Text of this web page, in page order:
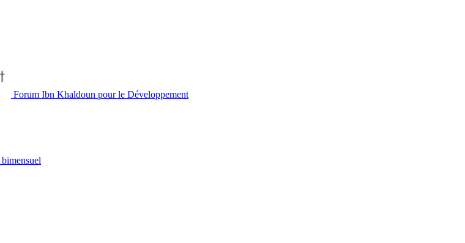
Forum Ibn Khaldoun pour le Développement
bimensuel